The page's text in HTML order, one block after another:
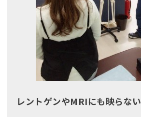
レントゲンやMRIにも映らな